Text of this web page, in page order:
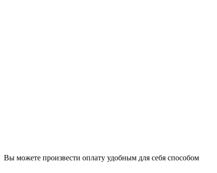
Вы можете произвести оплату удобным для себя способом